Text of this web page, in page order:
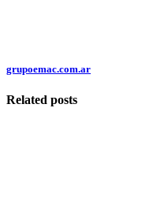
grupoemac.com.ar
Related posts